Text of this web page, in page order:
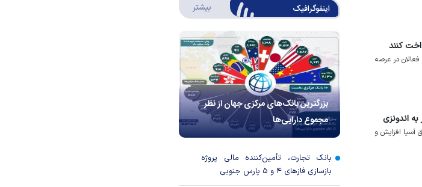
کنند
در عرصه
اندونزی
آسیا افزایش و
اینفوگرافیک بیشتر درباره اینفوگرافیک
بزرگترین بانک‌های مرکزی جهان از نظر
مجموع دارایی‌ها
بانک تجارت، تأمین‌کننده مالی پروژه
بازسازی فاز‌های ۴ و ۵ پارس جنوبی